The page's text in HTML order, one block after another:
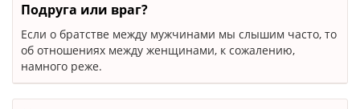
Подруга или враг?
Если о братстве между мужчинами мы слышим часто, то
об отношениях между женщинами, к сожалению,
намного реже.